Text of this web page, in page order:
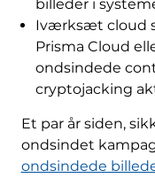
billeder i
Iværksæt cloud
Prisma Cloud
ondsindede
cryptojacking
Et par år siden,
ondsindet
ondsindede